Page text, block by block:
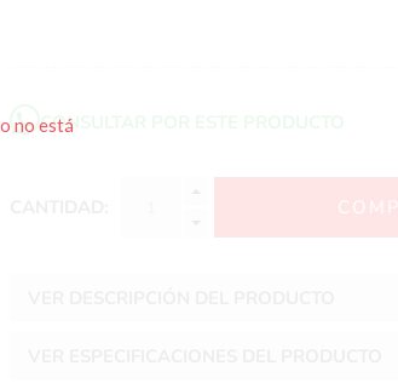
no está
CONSULTAR POR ESTE PRODUCTO